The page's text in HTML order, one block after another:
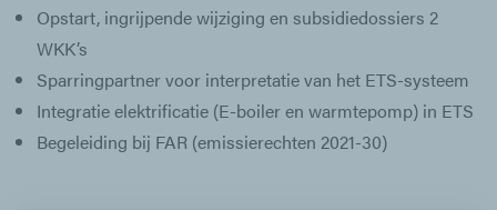
Opstart, ingrijpende wijziging en subsidiedossiers 2
WKK’s
Sparringpartner voor interpretatie van het ETS-systeem
Integratie elektrificatie (E-boiler en warmtepomp) in ETS
Begeleiding bij FAR (emissierechten 2021-30)